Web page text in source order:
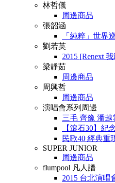
林哲儀
周邊商品
張韶涵
「純粹」世界
劉若英
2015 [Renext
梁靜茹
周邊商品
周興哲
周邊商品
演唱會系列周邊
三毛 齊豫 潘
【滾石30】紀
民歌40 經典重
SUPER JUNIOR
周邊商品
flumpool 凡人譜
2015 台北演唱